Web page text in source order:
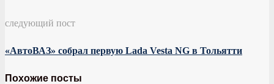
следующий пост
«АвтоВАЗ» собрал первую Lada Vesta NG в Тольятти
Похожие посты